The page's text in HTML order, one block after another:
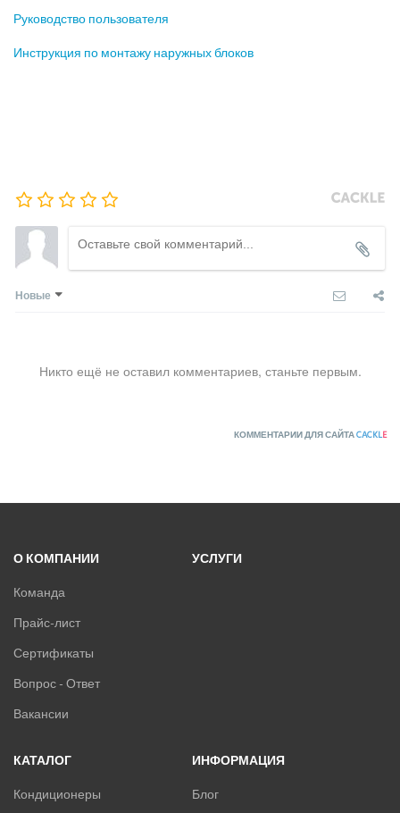
Руководство пользователя
Инструкция по монтажу наружных блоков
Новые
Никто ещё не оставил комментариев, станьте первым.
КОММЕНТАРИИ ДЛЯ САЙТАCACKLE
О КОМПАНИИ
Команда
Прайс-лист
Сертификаты
Вопрос - Ответ
Вакансии
УСЛУГИ
КАТАЛОГ
Кондиционеры
ИНФОРМАЦИЯ
Блог